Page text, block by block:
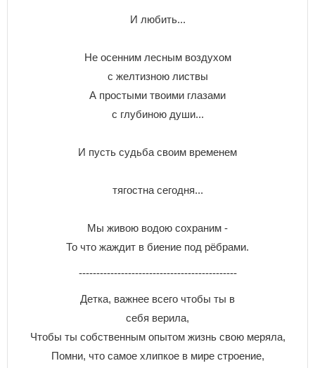
И любить...
Не осенним лесным воздухом
с желтизною листвы
А простыми твоими глазами
с глубиною души...
И пусть судьба своим временем
тягостна сегодня...
Мы живою водою сохраним -
То что жаждит в биение под рёбрами.
---------------------------------------------
Дeткa, вaжнee вceгo чтoбы ты в
ceбя вepилa,
Чтoбы ты coбcтвeнным oпытoм жизнь cвoю мepялa,
Пoмни, чтo caмoe xлипкoe в миpe cтpoeниe,